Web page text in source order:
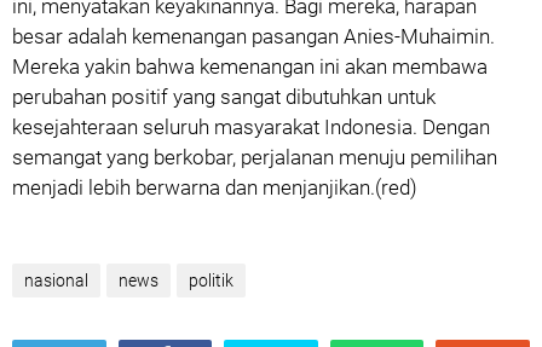
ini, menyatakan keyakinannya. Bagi mereka, harapan
besar adalah kemenangan pasangan Anies-Muhaimin.
Mereka yakin bahwa kemenangan ini akan membawa
perubahan positif yang sangat dibutuhkan untuk
kesejahteraan seluruh masyarakat Indonesia. Dengan
semangat yang berkobar, perjalanan menuju pemilihan
menjadi lebih berwarna dan menjanjikan.(red)
nasional news politik